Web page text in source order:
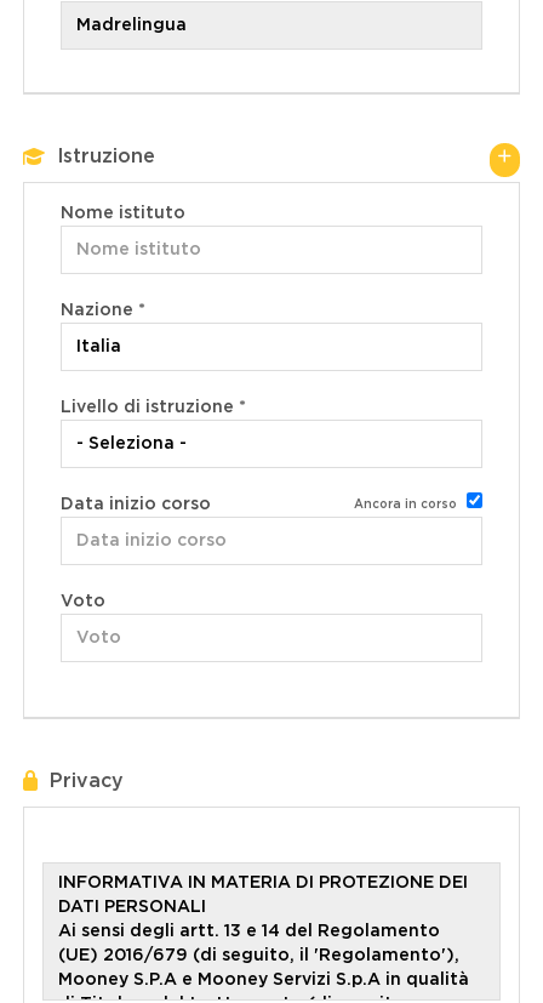
Istruzione
Nome istituto
Nazione *
Livello di istruzione *
Data inizio corso Ancora in corso
Data di rilascio del titolo
Voto
Privacy